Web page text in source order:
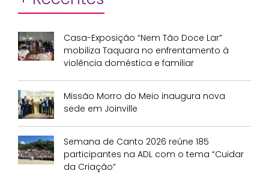
Casa-Exposição “Nem Tão Doce Lar”
mobiliza Taquara no enfrentamento à
violência doméstica e familiar
Missão Morro do Meio inaugura nova
sede em Joinville
Semana de Canto 2026 reúne 185
participantes na ADL com o tema “Cuidar
da Criação”